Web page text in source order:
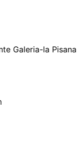
Galeria-la Pisana